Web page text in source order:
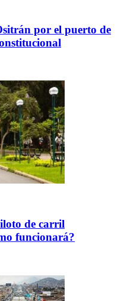
por el puerto de
de carril
funcionará?